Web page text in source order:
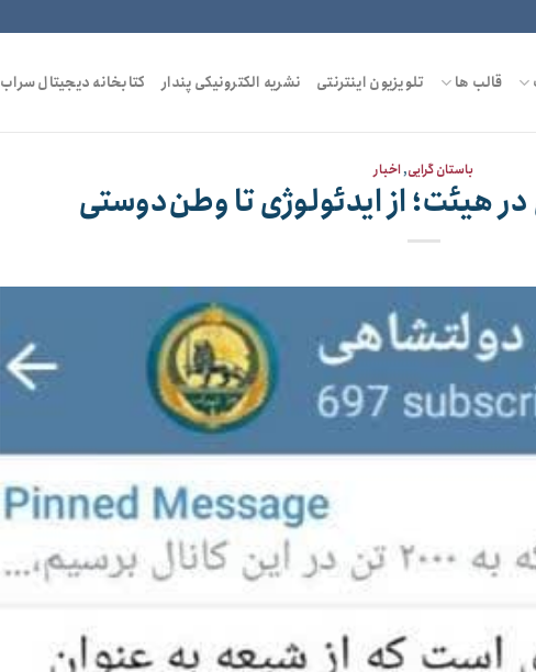
قالب ها تلویزیون اینترنتی نشریه الکترونیکی پندار کتابخانه دیجیتال سراب
باستان گرایی,اخبار
هیئت؛ از ایدئولوژی تا وطن‌دوستی